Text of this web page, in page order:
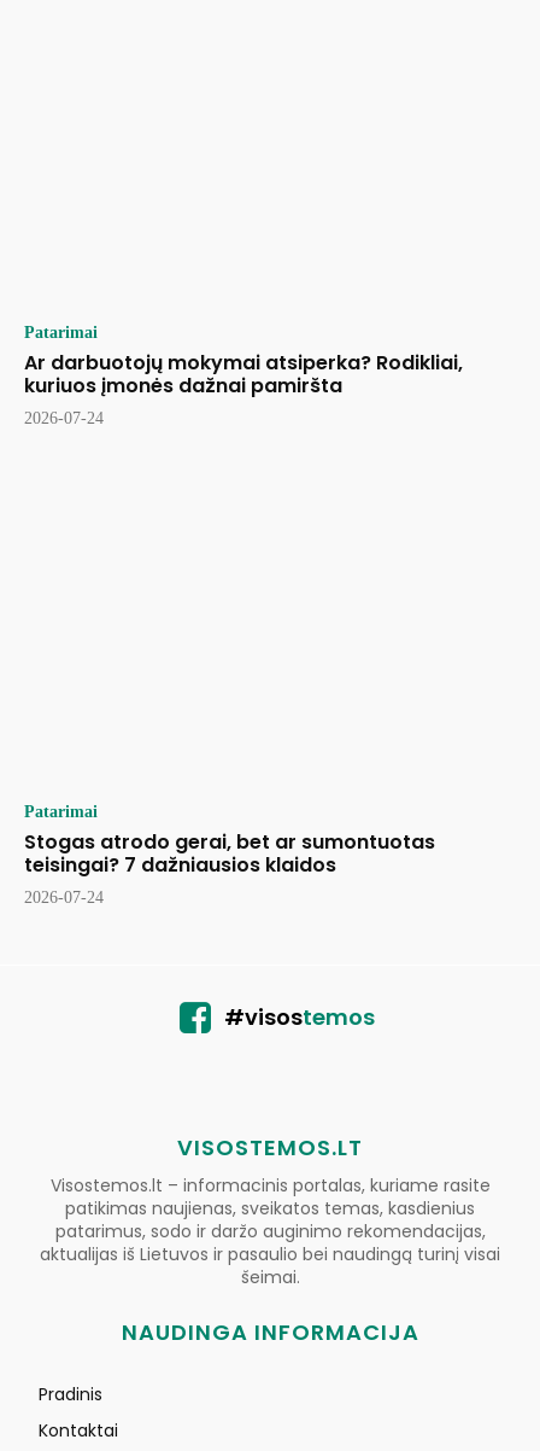
Patarimai
Ar darbuotojų mokymai atsiperka? Rodikliai,
kuriuos įmonės dažnai pamiršta
2026-07-24
Patarimai
Stogas atrodo gerai, bet ar sumontuotas
teisingai? 7 dažniausios klaidos
2026-07-24
#visostemos
VISOSTEMOS.LT
Visostemos.lt – informacinis portalas, kuriame rasite
patikimas naujienas, sveikatos temas, kasdienius
patarimus, sodo ir daržo auginimo rekomendacijas,
aktualijas iš Lietuvos ir pasaulio bei naudingą turinį visai
šeimai.
NAUDINGA INFORMACIJA
Pradinis
Kontaktai